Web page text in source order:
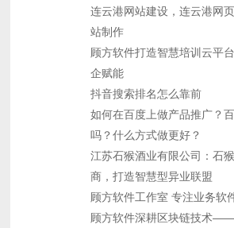
连云港网站建设，连云港网
站制作
顾方软件打造智慧培训云平
企赋能
抖音搜索排名怎么靠前
如何在百度上做产品推广？
吗？什么方式做更好？
江苏石猴酒业有限公司：石
商，打造智慧型异业联盟
顾方软件工作室 专注业务软
顾方软件深耕区块链技术